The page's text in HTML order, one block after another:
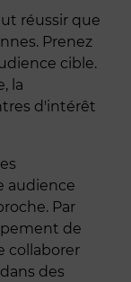
réussir que
Prenez
cible.
la
d'intérêt
audience
Par
de
collaborer
des